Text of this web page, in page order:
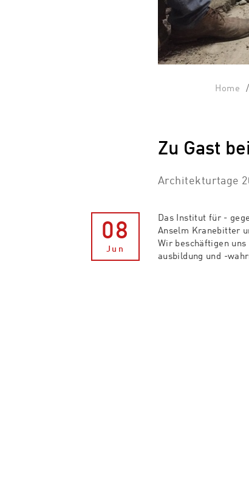
Home
Zu Gast
Architekturtage
08
Jun
Das Institut für -
Anselm Kranebitter
Wir beschäftigen
ausbildung und -